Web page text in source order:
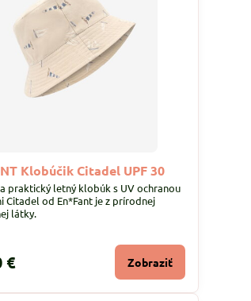
Klobúčik Citadel UPF 30
praktický letný klobúk s UV ochranou
Citadel od En*Fant je z prírodnej
látky.
€ Zobraziť